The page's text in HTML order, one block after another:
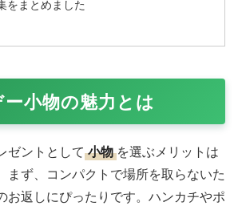
をまとめました
小物の魅力とは
ゼントとして 小物 を選ぶメリットは
まず、コンパクトで場所を取らないた
お返しにぴったりです。ハンカチやポ